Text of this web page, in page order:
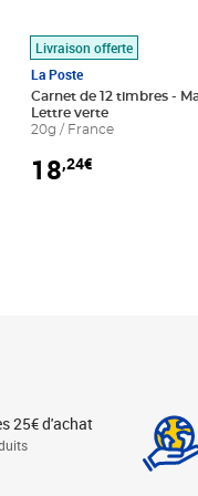
au panier
Livraison offerte
La Poste
Carnet de 12 timbres -
Lettre verte
20g / France
18,24€
25€ d'achat